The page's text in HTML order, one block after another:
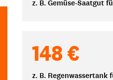
z. B. Gemüse-Saatgut
148 €
z. B. Regenwassertank